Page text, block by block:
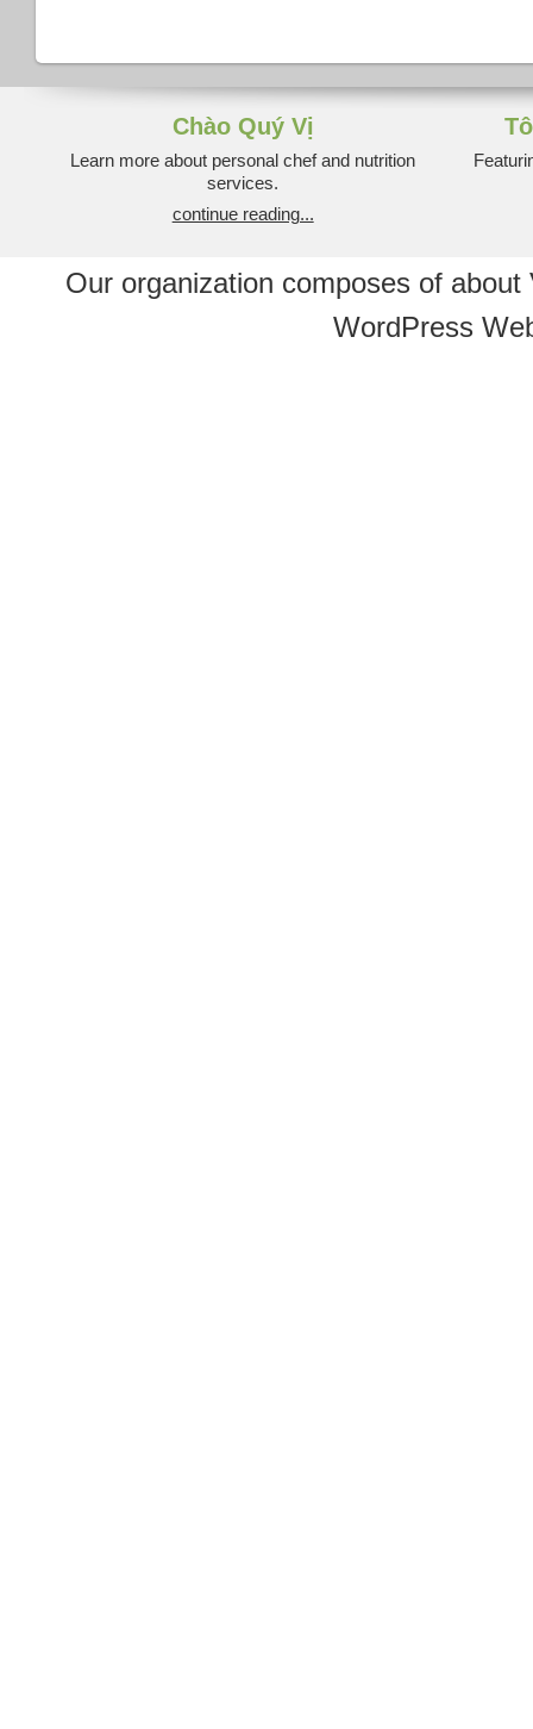
Chào Quý Vị
Learn more about personal chef and nutrition
services.
continue reading...
Our organization composes of
WordPress